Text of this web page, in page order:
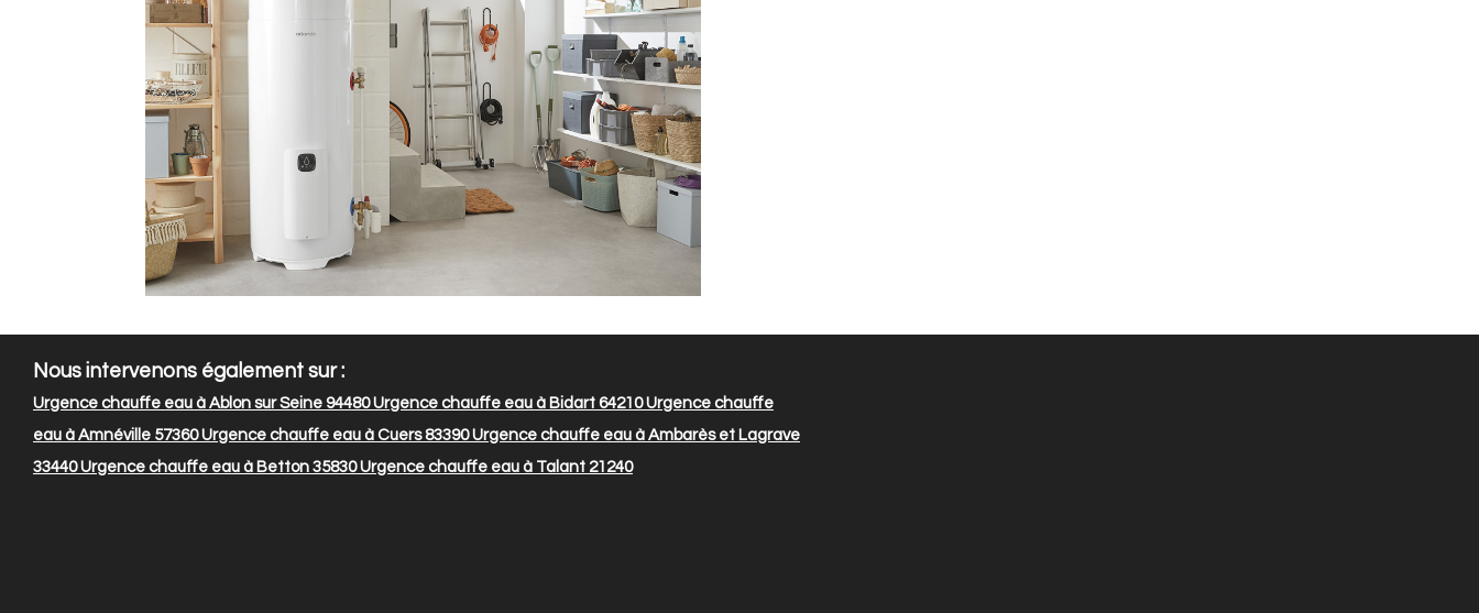
Nous intervenons également sur :
Urgence chauffe eau à Ablon sur Seine 94480Urgence chauffe eau à Bidart 64210Urgence chauffe
eau à Amnéville 57360Urgence chauffe eau à Cuers 83390Urgence chauffe eau à Ambarès et Lagrave
33440Urgence chauffe eau à Betton 35830Urgence chauffe eau à Talant 21240